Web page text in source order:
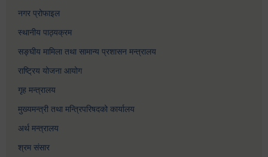
नगर प्रोफाइल
स्थानीय पाठ्यक्रम
सङ्घीय मामिला तथा सामान्य प्रशासन मन्त्रालय
राष्ट्रिय योजना आयोग
गृह मन्त्रालय
मुख्यमन्त्री तथा मन्त्रिपरिषदको कार्यालय
अर्थ मन्त्रालय
श्रम संसार